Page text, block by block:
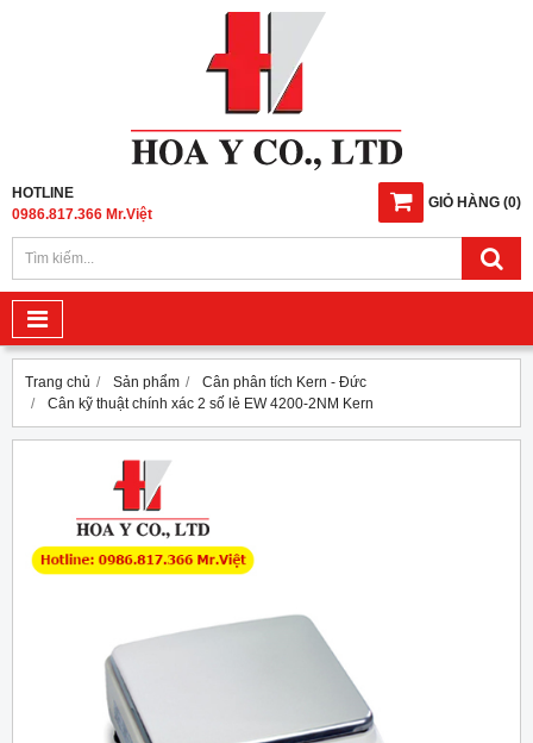
GIỎ HÀNG (0)
HOTLINE
0986.817.366 Mr.Việt
Trang chủ Sản phẩm
Cân phân tích Kern - Đức
Cân kỹ thuật chính xác 2 số lẻ EW 4200-2NM Kern